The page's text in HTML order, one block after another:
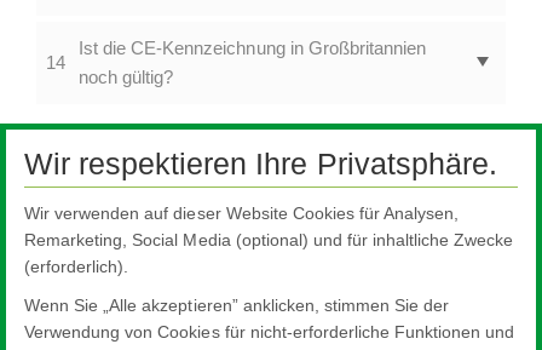
14
Ist die CE-Kennzeichnung in Großbritannien
noch gültig?
Glas in Gebäuden
CE-Kennzeichnung
Produkt & CE-Kennzeichnung
FAQs
Glas in Fahrzeugen
Wir respektieren Ihre Privatsphäre.
Wir verwenden auf dieser Website Cookies für Analysen,
Remarketing, Social Media (optional) und für inhaltliche Zwecke
(erforderlich).
Wenn Sie „Alle akzeptieren” anklicken, stimmen Sie der
Verwendung von Cookies für nicht-erforderliche Funktionen und